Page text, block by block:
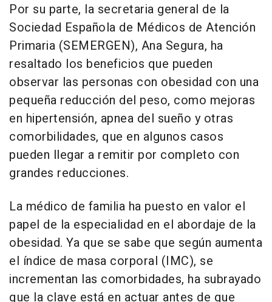
Por su parte, la secretaria general de la
Sociedad Española de Médicos de Atención
Primaria (SEMERGEN), Ana Segura, ha
resaltado los beneficios que pueden
observar las personas con obesidad con una
pequeña reducción del peso, como mejoras
en hipertensión, apnea del sueño y otras
comorbilidades, que en algunos casos
pueden llegar a remitir por completo con
grandes reducciones.
La médico de familia ha puesto en valor el
papel de la especialidad en el abordaje de la
obesidad. Ya que se sabe que según aumenta
el índice de masa corporal (IMC), se
incrementan las comorbidades, ha subrayado
que la clave está en actuar antes de que